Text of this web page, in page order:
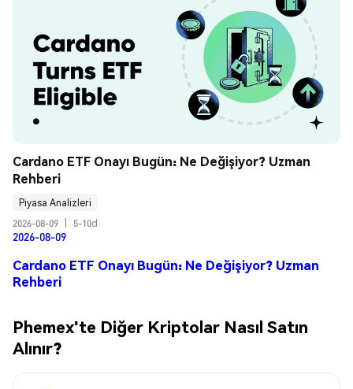
Cardano ETF Onayı Bugün: Ne Değişiyor? Uzman
Rehberi
Piyasa Analizleri
2026-08-09
5-10d
2026-08-09
Cardano ETF Onayı Bugün: Ne Değişiyor? Uzman
Rehberi
Phemex'te Diğer Kriptolar Nasıl Satın
Alınır?